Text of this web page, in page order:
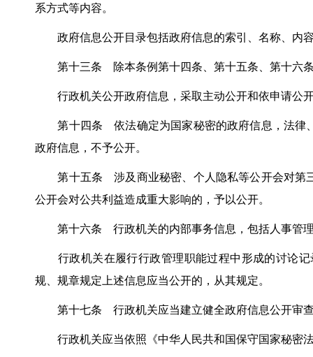
系方式等内容。
政府信息公开目录包括政府信息的索引、名称、内
第十三条 除本条例第十四条、第十五条、第十六条
行政机关公开政府信息，采取主动公开和依申请公
第十四条 依法确定为国家秘密的政府信息，法律、
政府信息，不予公开。
第十五条 涉及商业秘密、个人隐私等公开会对第三
公开会对公共利益造成重大影响的，予以公开。
第十六条 行政机关的内部事务信息，包括人事管理
行政机关在履行行政管理职能过程中形成的讨论记
规、规章规定上述信息应当公开的，从其规定。
第十七条 行政机关应当建立健全政府信息公开审查
行政机关应当依照《中华人民共和国保守国家秘密